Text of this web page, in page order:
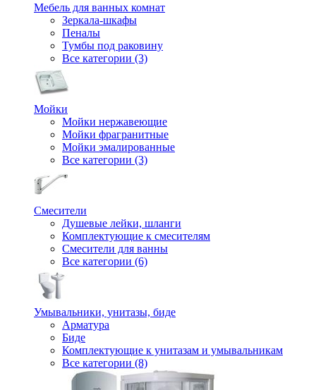
Мебель для ванных комнат
Зеркала-шкафы
Пеналы
Тумбы под раковину
Все категории (3)
Мойки
Мойки нержавеющие
Мойки фрагранитные
Мойки эмалированные
Все категории (3)
Смесители
Душевые лейки, шланги
Комплектующие к смесителям
Смесители для ванны
Все категории (6)
Умывальники, унитазы, биде
Арматура
Биде
Комплектующие к унитазам и умывальникам
Все категории (8)